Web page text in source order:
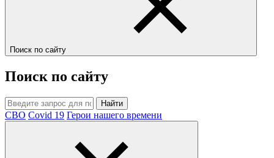
Поиск по сайту
Поиск по сайту
Найти
СВО Covid 19 Герои нашего времени